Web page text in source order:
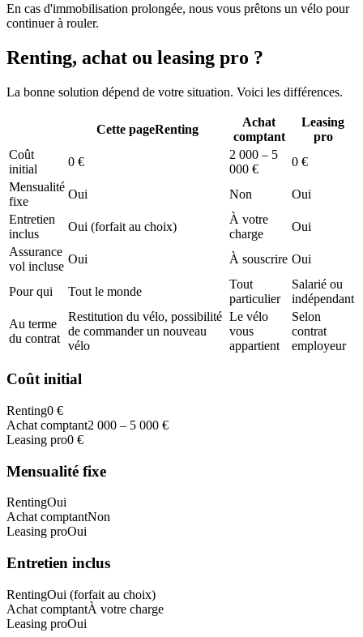
En cas d'immobilisation prolongée, nous vous prêtons un vélo pour
continuer à rouler.
Renting, achat ou leasing pro ?
La bonne solution dépend de votre situation. Voici les différences.
Cette pageRenting
Achat
comptant
Leasing
pro
Coût
initial
0 €
2 000 – 5
000 €
0 €
Mensualité
fixe
Oui Non
Oui
Entretien
inclus
Oui (forfait au choix)
À votre
charge
Oui
Assurance
vol incluse
Oui À souscrire Oui
Pour qui Tout le monde
Tout
particulier
Salarié ou
indépendant
Au terme
du contrat
Restitution du vélo, possibilité
de commander un nouveau
vélo
Le vélo
vous
appartient
Selon
contrat
employeur
Coût initial
Renting0 €
Achat comptant2 000 – 5 000 €
Leasing pro0 €
Mensualité fixe
RentingOui
Achat comptantNon
Leasing proOui
Entretien inclus
RentingOui (forfait au choix)
Achat comptantÀ votre charge
Leasing proOui